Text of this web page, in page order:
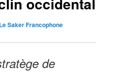
Le Saker Francophone
de